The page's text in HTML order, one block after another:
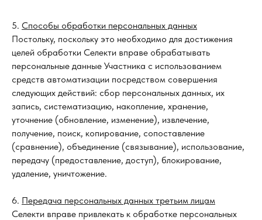
5. Способы обработки персональных данных
Постольку, поскольку это необходимо для достижения
целей обработки Селекти вправе обрабатывать
персональные данные Участника с использованием
средств автоматизации посредством совершения
следующих действий: сбор персональных данных, их
запись, систематизацию, накопление, хранение,
уточнение (обновление, изменение), извлечение,
получение, поиск, копирование, сопоставление
(сравнение), объединение (связывание), использование,
передачу (предоставление, доступ), блокирование,
удаление, уничтожение.
6. Передача персональных данных третьим лицам
Селекти вправе привлекать к обработке персональных